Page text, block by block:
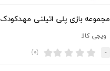
مجموعه بازی پلی اتیلنی مهدکودک
ویجی کالا
- (۰)